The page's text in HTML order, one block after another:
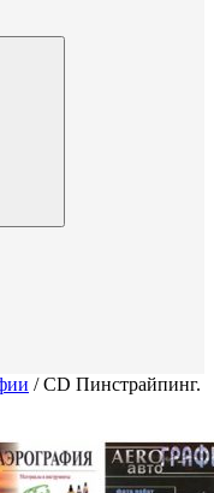
/CD Пинстрайпинг.